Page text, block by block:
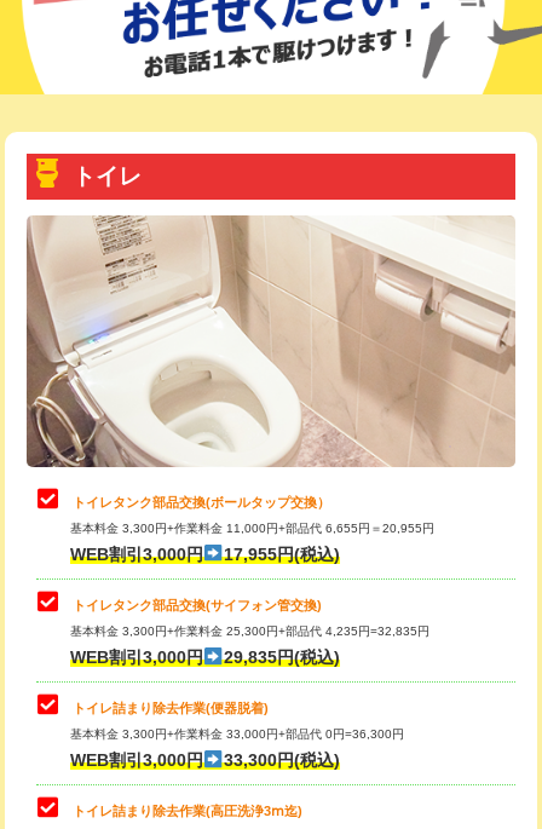
トイレ
トイレタンク部品交換(ボールタップ交換）
基本料金 3,300円+作業料金 11,000円+部品代 6,655円＝20,955円
WEB割引3,000円 17,955円(税込)
トイレタンク部品交換(サイフォン管交換)
基本料金 3,300円+作業料金 25,300円+部品代 4,235円=32,835円
WEB割引3,000円 29,835円(税込)
トイレ詰まり除去作業(便器脱着)
基本料金 3,300円+作業料金 33,000円+部品代 0円=36,300円
WEB割引3,000円 33,300円(税込)
トイレ詰まり除去作業(高圧洗浄3ⅿ迄)